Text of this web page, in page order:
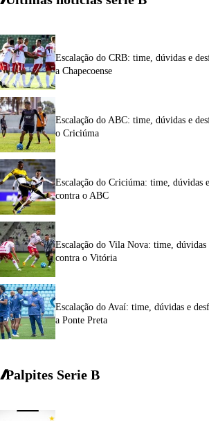
Escalação do CRB: time, dúvidas e
a Chapecoense
Escalação do ABC: time, dúvidas e
o Criciúma
Escalação do Criciúma: time, dúvidas
contra o ABC
Escalação do Vila Nova: time, dúvidas
contra o Vitória
Escalação do Avaí: time, dúvidas e
a Ponte Preta
Palpites Serie B